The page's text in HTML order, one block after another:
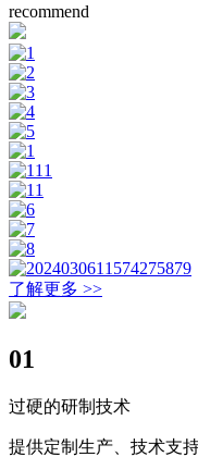
recommend
了解更多 >>
01
过硬的研制技术
提供定制生产、技术支持